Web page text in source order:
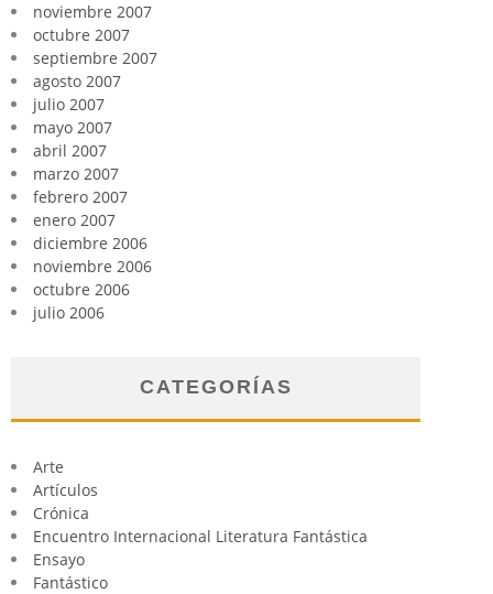
noviembre 2007
octubre 2007
septiembre 2007
agosto 2007
julio 2007
mayo 2007
abril 2007
marzo 2007
febrero 2007
enero 2007
diciembre 2006
noviembre 2006
octubre 2006
julio 2006
CATEGORÍAS
Arte
Artículos
Crónica
Encuentro Internacional Literatura Fantástica
Ensayo
Fantástico